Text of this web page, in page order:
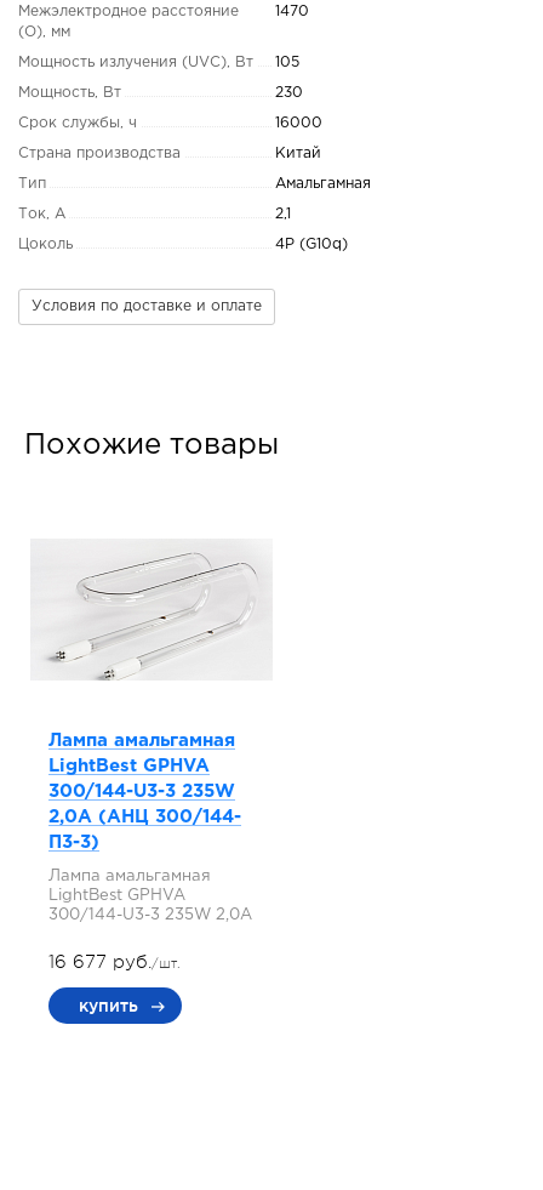
Межэлектродное расстояние
(O), мм
1470
Мощность излучения (UVC), Вт 105
Мощность, Вт 230
Срок службы, ч 16000
Страна производства Китай
Тип Амальгамная
Ток, А 2,1
Цоколь 4P (G10q)
Условия по доставке и оплате
Похожие товары
Лампа амальгамная
LightBest GPHVA
300/144-U3-3 235W
2,0A (АНЦ 300/144-
П3-3)
Лампа амальгамная
LightBest GPHVA
300/144-U3-3 235W 2,0A
16 677 руб./шт.
купить